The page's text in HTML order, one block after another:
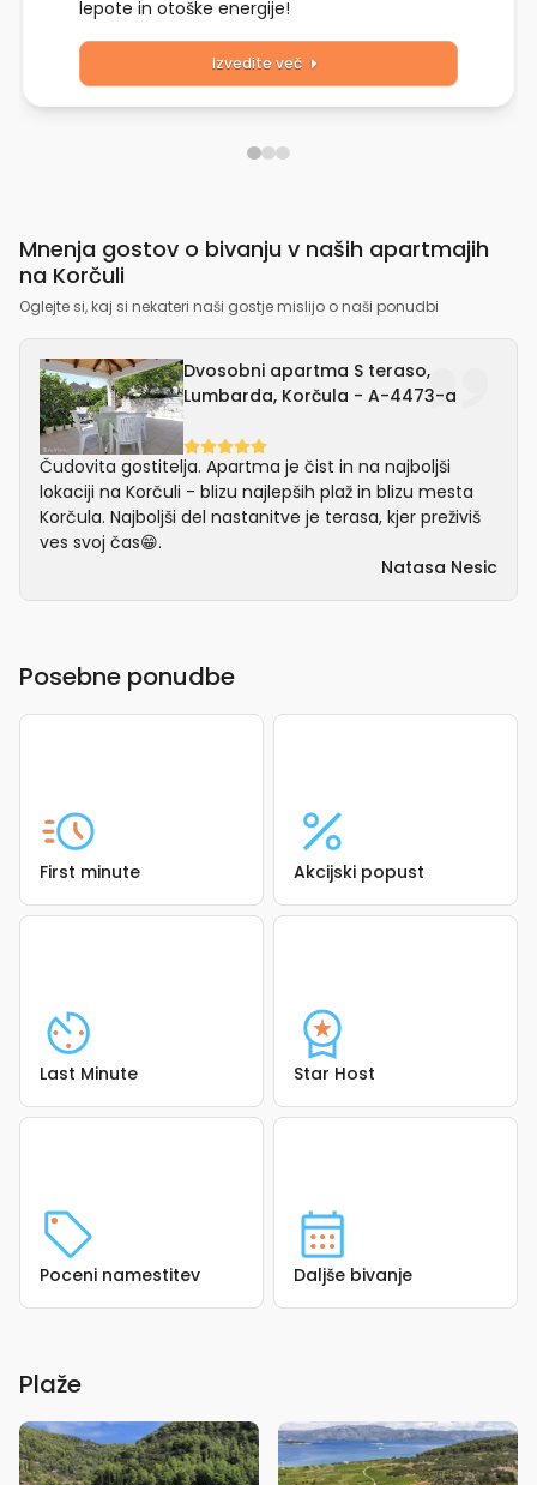
lepote in otoške energije!
Izvedite več
Mnenja gostov o bivanju v naših apartmajih
na Korčuli
Oglejte si, kaj si nekateri naši gostje mislijo o naši ponudbi
Dvosobni apartma S teraso,
Lumbarda, Korčula - A-4473-a
Čudovita gostitelja. Apartma je čist in na najboljši
lokaciji na Korčuli - blizu najlepših plaž in blizu mesta
Korčula. Najboljši del nastanitve je terasa, kjer preživiš
ves svoj čas😁.
Natasa Nesic
Posebne ponudbe
First minute Akcijski popust
Last Minute Star Host
Poceni namestitev Daljše bivanje
Plaže